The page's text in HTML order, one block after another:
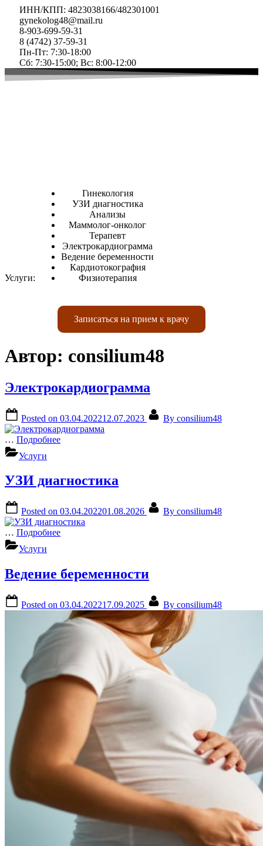
ИНН/КПП: 4823038166/482301001​
gynekolog48@mail.ru
8-903-699-59-31
8 (4742) 37-59-31
Пн-Пт: 7:30-18:00
Сб: 7:30-15:00; Вс: ​8:00-12:00
Услуги:
Гинекология
УЗИ диагностика
Анализы
Маммолог-онколог
Терапевт
Электрокардиограмма
Ведение беременности
Кардиотокография
Физиотерапия
Записаться на прием к врачу
Автор: consilium48
Электрокардиограмма
Posted on 03.04.202212.07.2023 By consilium48
… Подробнее
Услуги
УЗИ диагностика
Posted on 03.04.202201.08.2026 By consilium48
… Подробнее
Услуги
Ведение беременности
Posted on 03.04.202217.09.2025 By consilium48